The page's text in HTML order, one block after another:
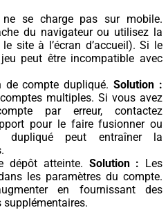
se charge pas sur mobile.
du navigateur ou utilisez la
site à l’écran d’accueil). Si le
peut être incompatible avec
de compte dupliqué.Solution :
multiples. Si vous avez
par erreur, contactez
pour le faire fusionner ou
dupliqué peut entraîner la
dépôt atteinte. Solution : Les
les paramètres du compte.
en fournissant des